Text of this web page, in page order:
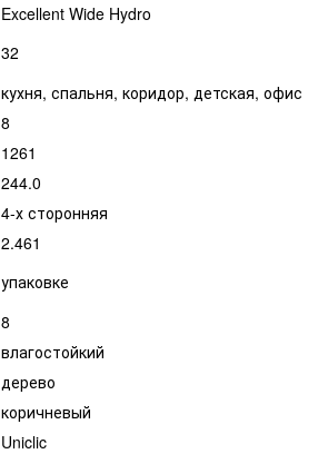
Excellent Wide Hydro
32
кухня, спальня, коридор, детская, офис
8
1261
244.0
4-х сторонняя
2.461
упаковке
8
влагостойкий
дерево
коричневый
Uniclic